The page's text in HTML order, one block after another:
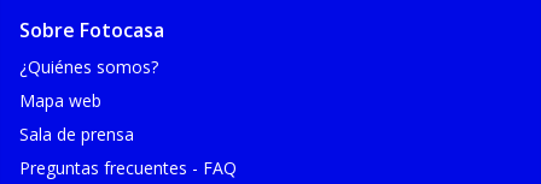
Sobre Fotocasa
¿Quiénes somos?
Mapa web
Sala de prensa
Preguntas frecuentes - FAQ